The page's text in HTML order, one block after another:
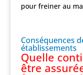
pour freiner au
Conséquences
établissements
Quelle
être